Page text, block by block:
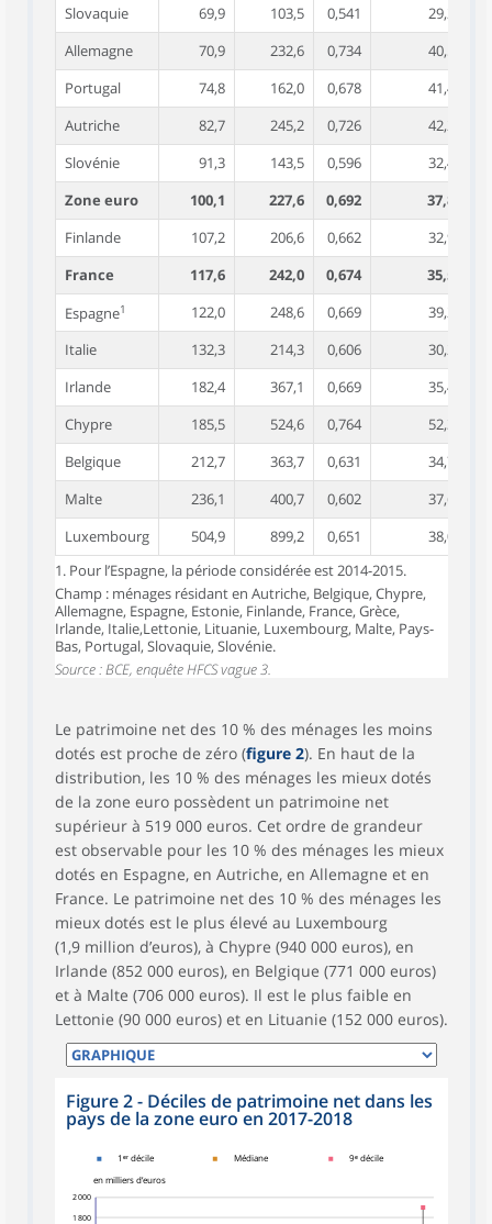
Slovaquie 69,9 103,5 0,541
29,2
Allemagne
70,9 232,6 0,734
40,5
Portugal
74,8 162,0 0,678
41,4
Autriche
82,7 245,2 0,726
42,2
Slovénie
91,3 143,5 0,596
32,4
Zone euro
100,1 227,6 0,692
37,8
Finlande
107,2 206,6 0,662
32,9
France
117,6 242,0 0,674
35,5
Espagne1 122,0 248,6 0,669
39,2
Italie
132,3 214,3 0,606
30,2
Irlande
182,4 367,1 0,669
35,4
Chypre
185,5 524,6 0,764
52,3
Belgique
212,7 363,7 0,631
34,7
Malte
236,1 400,7 0,602
37,6
Luxembourg
504,9 899,2 0,651
38,0
1. Pour l’Espagne, la période considérée est 2014-2015.
Champ : ménages résidant en Autriche, Belgique, Chypre,
Allemagne, Espagne, Estonie, Finlande, France, Grèce,
Irlande, Italie,Lettonie, Lituanie, Luxembourg, Malte, Pays-
Bas, Portugal, Slovaquie, Slovénie.
Source : BCE, enquête HFCS vague 3.
Le patrimoine net des 10 % des ménages les moins
dotés est proche de zéro (figure 2). En haut de la
distribution, les 10 % des ménages les mieux dotés
de la zone euro possèdent un patrimoine net
supérieur à 519 000 euros. Cet ordre de grandeur
est observable pour les 10 % des ménages les mieux
dotés en Espagne, en Autriche, en Allemagne et en
France. Le patrimoine net des 10 % des ménages les
mieux dotés est le plus élevé au Luxembourg
(1,9 million d’euros), à Chypre (940 000 euros), en
Irlande (852 000 euros), en Belgique (771 000 euros)
et à Malte (706 000 euros). Il est le plus faible en
Lettonie (90 000 euros) et en Lituanie (152 000 euros).
Figure 2 - Déciles de patrimoine net dans les
pays de la zone euro en 2017-2018
1 800
2 000
en milliers d’euros
1ᵉʳ décile Médiane 9ᵉ décile